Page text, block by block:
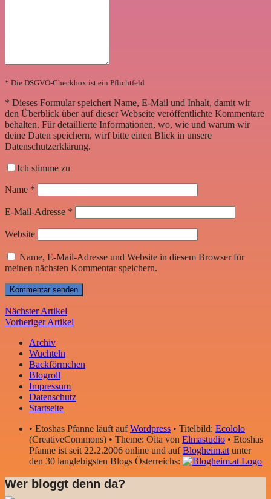
* Die DSGVO-Checkbox ist ein Pflichtfeld
* Dieses Formular speichert Name, E-Mail und Inhalt, damit wir
den Überblick über auf dieser Webseite veröffentlichte Kommentare
behalten. Für detaillierte Informationen, wo, wie und warum wir
deine Daten speichern, wirf bitte einen Blick in unsere
Datenschutzerklärung.
Ich stimme zu
Name *
E-Mail-Adresse *
Website
Name, E-Mail-Adresse und Website in diesem Browser für
meinen nächsten Kommentar speichern.
Nächster Artikel
Vorheriger Artikel
Archiv
Wuchteln
Backförmchen
Blogroll
Impressum
Datenschutz
Startseite
• Etoshas Pfanne läuft aufWordpress • Titelbild: Ecololo
(CreativeCommons) • Theme: Oita von Elmastudio • Etoshas
Pfanne ist seit 22.2.2006 online und aufBlogheim.atunter
den 30 langlebigsten Blogs Österreichs:
Wer bloggt denn da?